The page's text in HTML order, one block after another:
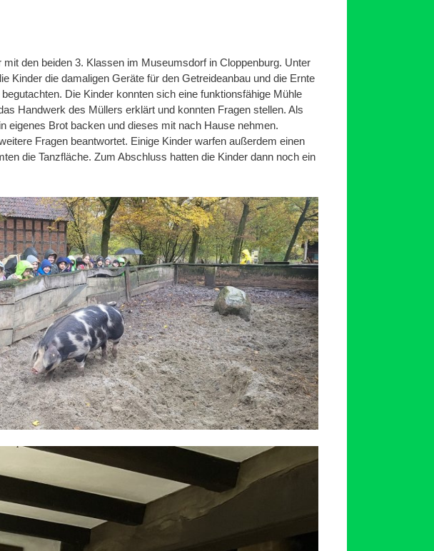
den beiden 3. Klassen im Museumsdorf in Cloppenburg. Unter
Kinder die damaligen Geräte für den Getreideanbau und die Ernte
Die Kinder konnten sich eine funktionsfähige Mühle
Handwerk des Müllers erklärt und konnten Fragen stellen. Als
eigenes Brot backen und dieses mit nach Hause nehmen.
Fragen beantwortet. Einige Kinder warfen außerdem einen
die Tanzfläche. Zum Abschluss hatten die Kinder dann noch ein